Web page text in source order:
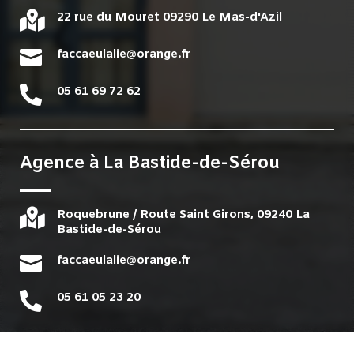
 22 rue du Mouret 09290 Le Mas-d'Azil
 faccaeulalie@orange.fr
 05 61 69 72 62
Agence à La Bastide-de-Sérou

Roquebrune / Route Saint Girons, 09240 La
Bastide-de-Sérou
 faccaeulalie@orange.fr
 05 61 05 23 20